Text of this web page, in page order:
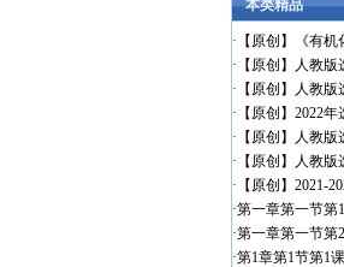
本类精品
· 【原创】《有
· 【原创】人教
· 【原创】人教
· 【原创】2022
· 【原创】人教
· 【原创】人教
· 【原创】2021-
·第一章第一节第
·第一章第一节第
·第1章第1节第1